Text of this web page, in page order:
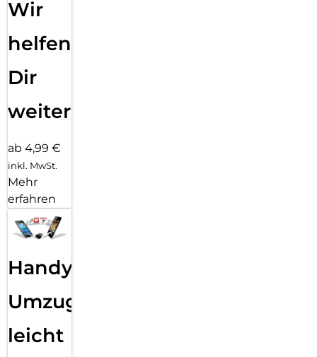
Wir
helfen
Dir
weiter
ab 4,99 €
inkl. MwSt.
Mehr
erfahren
Handy
Umzug
leicht